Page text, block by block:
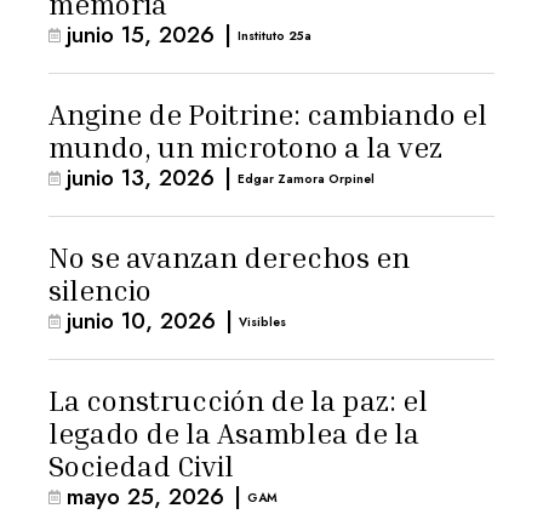
junio 15, 2026 | Instituto 25a
Angine de Poitrine: cambiando el
mundo, un microtono a la vez
junio 13, 2026 | Edgar Zamora Orpinel
No se avanzan derechos en
silencio
junio 10, 2026 | Visibles
La construcción de la paz: el
legado de la Asamblea de la
Sociedad Civil
mayo 25, 2026 | GAM